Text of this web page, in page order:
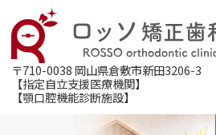
〒710-0038 岡山県倉敷市新田3206-3
【指定自立支援医療機関】
【顎口腔機能診断施設】